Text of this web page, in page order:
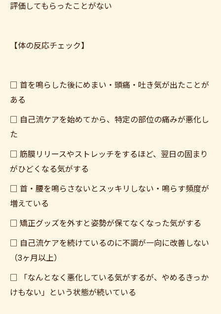
評価してもらったことがない
【体の反応チェック】
□ 首を鳴らした後にめまい・頭痛・吐き気が出たことが
ある
□ 自己流ケアを始めてから、特定の部位の痛みが悪化し
た
□ 筋膜リリースやストレッチをするほど、翌日の固まり
がひどくなる気がする
□ 首・腰を鳴らさないとスッキリしない・鳴らす頻度が
増えている
□ 矯正グッズを外すと姿勢が保てなくなった気がする
□ 自己流ケアを続けているのに不調が一向に改善しない
（3ヶ月以上）
□ 「なんとなく悪化している気がするが、やめるきっか
けもない」という状態が続いている